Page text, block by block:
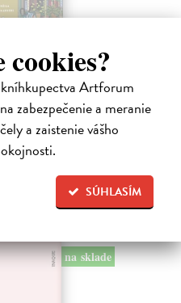
Artforum
zabezpečenie a meranie
a zaistenie vášho
SÚHLASÍM
bezstarostne až do dňa, keď
vydať, len tak mimochodom
Jej život sa zrazu rúca.
na sklade